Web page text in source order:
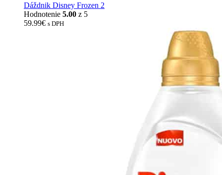
Dáždnik Disney Frozen 2
Hodnotenie 5.00 z 5
59.99€ s DPH